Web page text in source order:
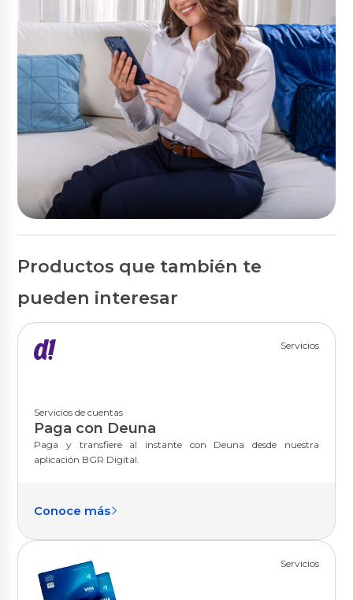
Productos que también te
pueden interesar
Servicios
Servicios de cuentas
Paga con Deuna
Paga y transfiere al instante con Deuna desde nuestra
aplicación BGR Digital.
Conoce más
Servicios